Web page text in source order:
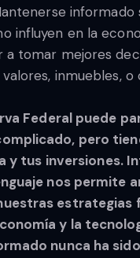
informado
influyen en la
a tomar mejores
inmuebles,
Federal puede
pero
y tus inversiones.
nos permite
estrategias
y la
nunca ha